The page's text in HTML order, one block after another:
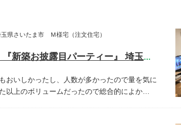
県さいたま市 Ｍ様宅（注文住宅）
開催しました! 『新築お披露目パーティー』 埼玉県さいたま市 M様宅
おいしかったし、人数が多かったので量を気に
以上のボリュームだったので総合的によか…